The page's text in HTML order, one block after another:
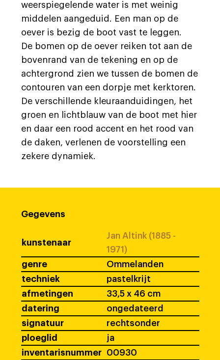
weerspiegelende water is met weinig
middelen aangeduid. Een man op de
oever is bezig de boot vast te leggen.
De bomen op de oever reiken tot aan de
bovenrand van de tekening en op de
achtergrond zien we tussen de bomen de
contouren van een dorpje met kerktoren.
De verschillende kleuraanduidingen, het
groen en lichtblauw van de boot met hier
en daar een rood accent en het rood van
de daken, verlenen de voorstelling een
zekere dynamiek.
Gegevens
kunstenaar
Jan Altink (1885 -
1971)
genre
Ommelanden
techniek
pastelkrijt
afmetingen
33,5 x 46 cm
datering
ongedateerd
signatuur
rechtsonder
ploeglid
ja
inventarisnummer
00930